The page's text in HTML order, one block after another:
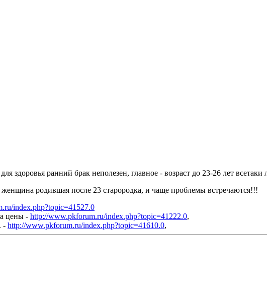
здоровья ранний брак неполезен, главное - возраст до 23-26 лет
родившая после 23 старородка, и чаще проблемы встречаются!!!
index.php?topic=41527.0
цены - http://www.pkforum.ru/index.php?topic=41222.0,
- http://www.pkforum.ru/index.php?topic=41610.0,